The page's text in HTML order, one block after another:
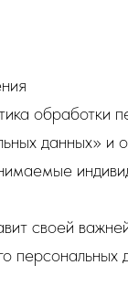
обработки
данных» и
своей
персональных